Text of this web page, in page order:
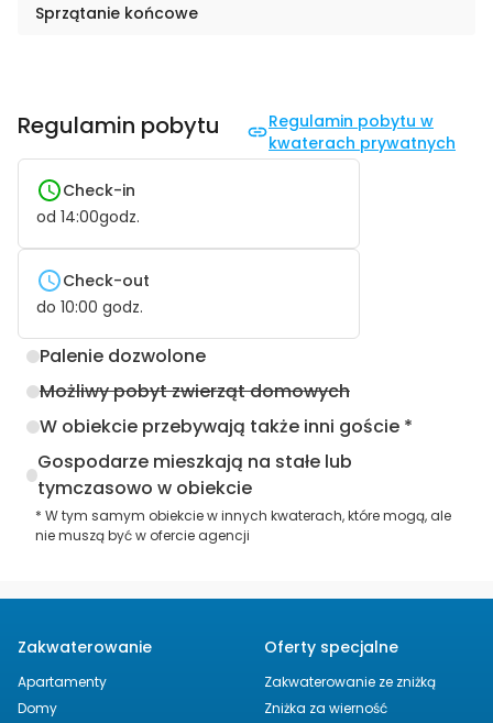
Sprzątanie końcowe
Regulamin pobytu
Regulamin pobytu w
kwaterach prywatnych
Check-in
od 14:00godz.
Check-out
do 10:00 godz.
Palenie dozwolone
Możliwy pobyt zwierząt domowych
W obiekcie przebywają także inni goście *
Gospodarze mieszkają na stałe lub
tymczasowo w obiekcie
* W tym samym obiekcie w innych kwaterach, które mogą, ale
nie muszą być w ofercie agencji
Zakwaterowanie
Apartamenty
Domy
Oferty specjalne
Zakwaterowanie ze zniżką
Zniżka za wierność